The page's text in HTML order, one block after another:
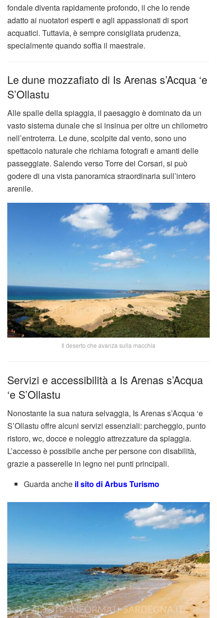
fondale diventa rapidamente profondo, il che lo rende
adatto ai nuotatori esperti e agli appassionati di sport
acquatici. Tuttavia, è sempre consigliata prudenza,
specialmente quando soffia il maestrale.
Le dune mozzafiato di Is Arenas s’Acqua ‘e
S’Ollastu
Alle spalle della spiaggia, il paesaggio è dominato da un
vasto sistema dunale che si insinua per oltre un chilometro
nell’entroterra. Le dune, scolpite dal vento, sono uno
spettacolo naturale che richiama fotografi e amanti delle
passeggiate. Salendo verso Torre dei Corsari, si può
godere di una vista panoramica straordinaria sull’intero
arenile.
Il deserto che avanza sulla macchia
Servizi e accessibilità a Is Arenas s’Acqua
‘e S’Ollastu
Nonostante la sua natura selvaggia, Is Arenas s’Acqua ‘e
S’Ollastu offre alcuni servizi essenziali: parcheggio, punto
ristoro, wc, docce e noleggio attrezzature da spiaggia.
L’accesso è possibile anche per persone con disabilità,
grazie a passerelle in legno nei punti principali.
Guarda anche il sito di Arbus Turismo